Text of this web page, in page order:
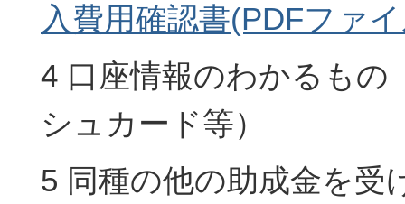
入費用確認書(PDFファ
4 口座情報のわかるもの
シュカード等）
5 同種の他の助成金を受